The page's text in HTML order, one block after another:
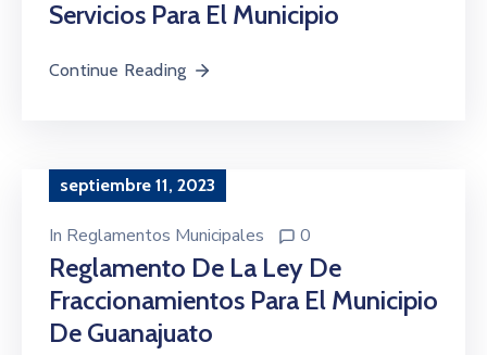
Servicios Para El Municipio
Continue Reading
septiembre 11, 2023
In Reglamentos Municipales 0
Reglamento De La Ley De
Fraccionamientos Para El Municipio
De Guanajuato